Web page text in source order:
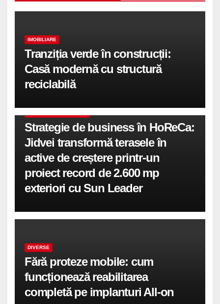
IMOBILIARE
Tranziția verde în construcții:
Casă modernă cu structură
reciclabilă
Strategie de business în HoReCa:
Jidvei transformă terasele în
active de creștere printr-un
proiect record de 2.600 mp
exteriori cu Sun Leader
DIVERSE
Fără proteze mobile: cum
funcționează reabilitarea
completă pe implanturi All-on